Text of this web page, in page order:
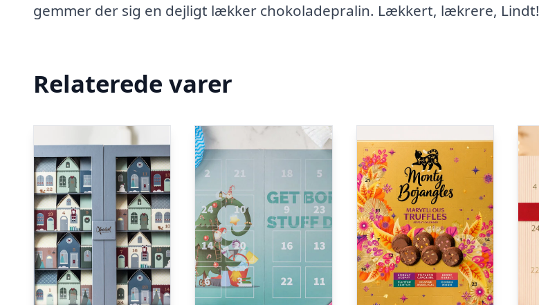
gemmer der sig en dejligt lækker chokoladepralin. Lækkert, lækrere, Lindt!
Relaterede varer